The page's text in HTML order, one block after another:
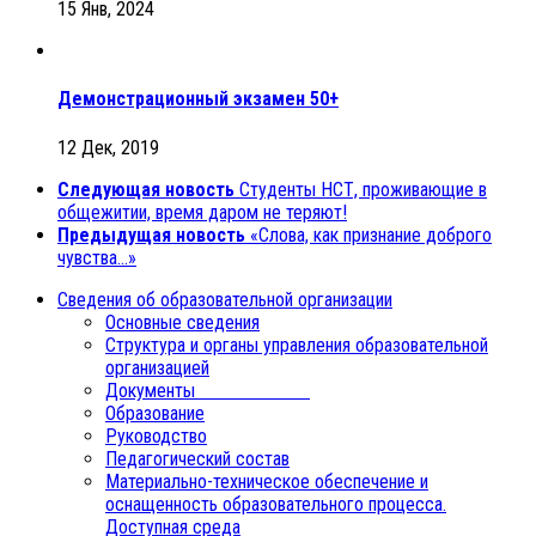
15 Янв, 2024
Демонстрационный экзамен 50+
12 Дек, 2019
Следующая новость Студенты НСТ, проживающие в
общежитии, время даром не теряют!
Предыдущая новость «Слова, как признание доброго
чувства…»
Сведения об образовательной организации
Основные сведения
Структура и органы управления образовательной
организацией
Документы
Образование
Руководство
Педагогический состав
Материально-техническое обеспечение и
оснащенность образовательного процесса.
Доступная среда